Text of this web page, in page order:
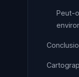
Peut-